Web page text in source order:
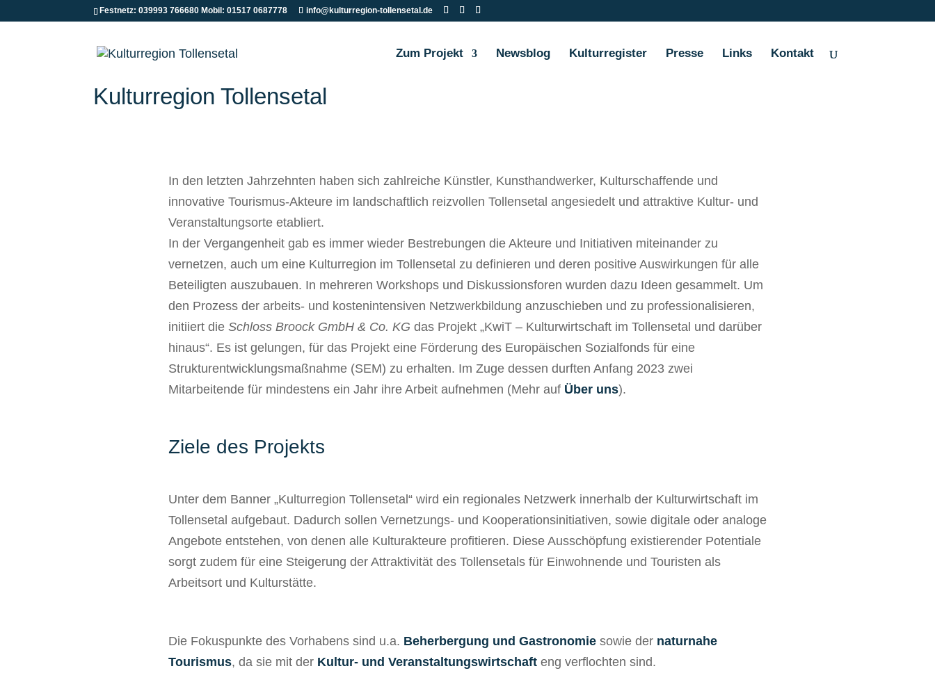
Festnetz: 039993 766680 Mobil: 01517 0687778 info@kulturregion-tollensetal.de
Zum Projekt Newsblog Kulturregister Presse Links Kontakt
Kulturregion Tollensetal
In den letzten Jahrzehnten haben sich zahlreiche Künstler, Kunsthandwerker, Kulturschaffende und
innovative Tourismus-Akteure im landschaftlich reizvollen Tollensetal angesiedelt und attraktive Kultur- und
Veranstaltungsorte etabliert.
In der Vergangenheit gab es immer wieder Bestrebungen die Akteure und Initiativen miteinander zu
vernetzen, auch um eine Kulturregion im Tollensetal zu definieren und deren positive Auswirkungen für alle
Beteiligten auszubauen. In mehreren Workshops und Diskussionsforen wurden dazu Ideen gesammelt. Um
den Prozess der arbeits- und kostenintensiven Netzwerkbildung anzuschieben und zu professionalisieren,
initiiert die Schloss Broock GmbH & Co. KG das Projekt „KwiT – Kulturwirtschaft im Tollensetal und darüber
hinaus“. Es ist gelungen, für das Projekt eine Förderung des Europäischen Sozialfonds für eine
Strukturentwicklungsmaßnahme (SEM) zu erhalten. Im Zuge dessen durften Anfang 2023 zwei
Mitarbeitende für mindestens ein Jahr ihre Arbeit aufnehmen (Mehr auf Über uns).
Ziele des Projekts
Unter dem Banner „Kulturregion Tollensetal“ wird ein regionales Netzwerk innerhalb der Kulturwirtschaft im
Tollensetal aufgebaut. Dadurch sollen Vernetzungs- und Kooperationsinitiativen, sowie digitale oder analoge
Angebote entstehen, von denen alle Kulturakteure profitieren. Diese Ausschöpfung existierender Potentiale
sorgt zudem für eine Steigerung der Attraktivität des Tollensetals für Einwohnende und Touristen als
Arbeitsort und Kulturstätte.
Die Fokuspunkte des Vorhabens sind u.a. Beherbergung und Gastronomiesowie der naturnahe
Tourismus, da sie mit der Kultur- und Veranstaltungswirtschafteng verflochten sind.